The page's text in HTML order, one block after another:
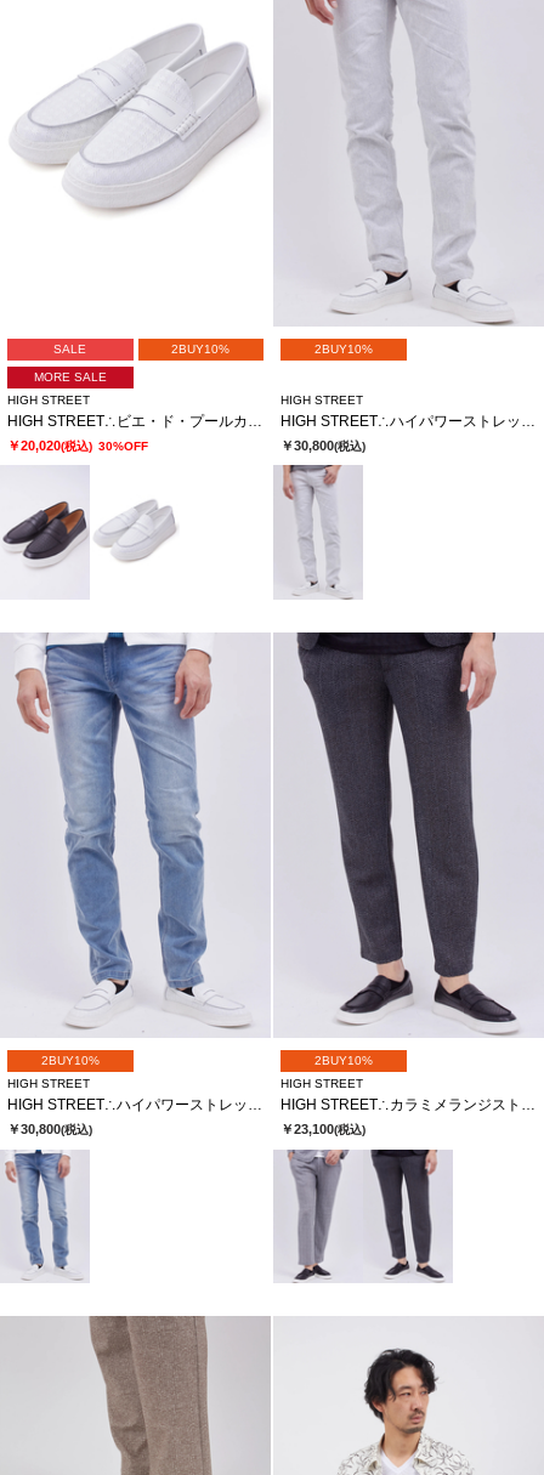
SALE 2BUY10%
MORE SALE
HIGH STREET
￥20,020(税込) 30%OFF
2BUY10%
HIGH STREET
￥30,800(税込)
2BUY10%
HIGH STREET
HIGH STREET∴ハイパワーストレッチスリムテーパードデニム
￥30,800(税込)
2BUY10%
HIGH STREET
HIGH STREET∴カラミメランジストライプＪＱイージーＰＴ
￥23,100(税込)